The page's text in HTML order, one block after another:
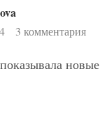
3 комментария
новые